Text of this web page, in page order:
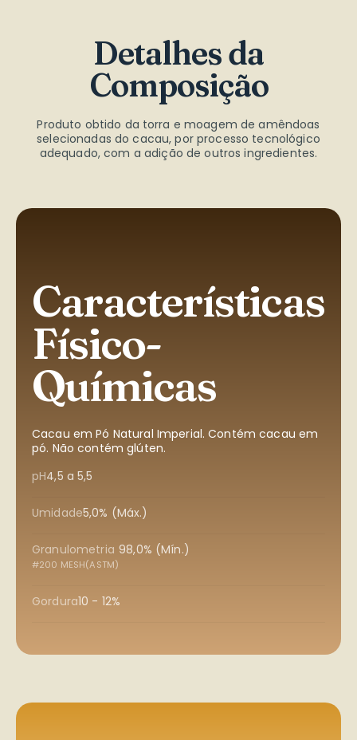
Detalhes da
Composição
Produto obtido da torra e moagem de amêndoas
selecionadas do cacau, por processo tecnológico
adequado, com a adição de outros ingredientes.
Características
Físico-
Químicas
Cacau em Pó Natural Imperial. Contém cacau em
pó. Não contém glúten.
pH4,5 a 5,5
Umidade5,0% (Máx.)
Granulometria
#200 MESH(ASTM)
98,0% (Mín.)
Gordura10 - 12%